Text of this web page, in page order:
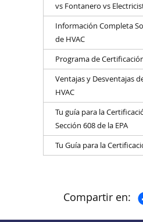
vs Fontanero vs
Información Completa
de HVAC
Programa de
Ventajas y Desventajas
HVAC
Tu guía para la
Sección 608 de la EPA
Tu Guía para la
Compartir en: